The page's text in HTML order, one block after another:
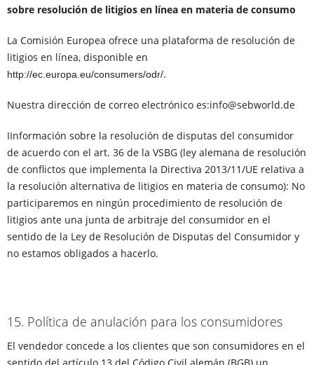
sobre resolución de litigios en línea en materia de consumo
La Comisión Europea ofrece una plataforma de resolución de
litigios en línea, disponible en
http://ec.europa.eu/consumers/odr/.
Nuestra dirección de correo electrónico es:info@sebworld.de
IInformación sobre la resolución de disputas del consumidor
de acuerdo con el art. 36 de la VSBG (ley alemana de resolución
de conflictos que implementa la Directiva 2013/11/UE relativa a
la resolución alternativa de litigios en materia de consumo): No
participaremos en ningún procedimiento de resolución de
litigios ante una junta de arbitraje del consumidor en el
sentido de la Ley de Resolución de Disputas del Consumidor y
no estamos obligados a hacerlo.
15. Política de anulación para los consumidores
El vendedor concede a los clientes que son consumidores en el